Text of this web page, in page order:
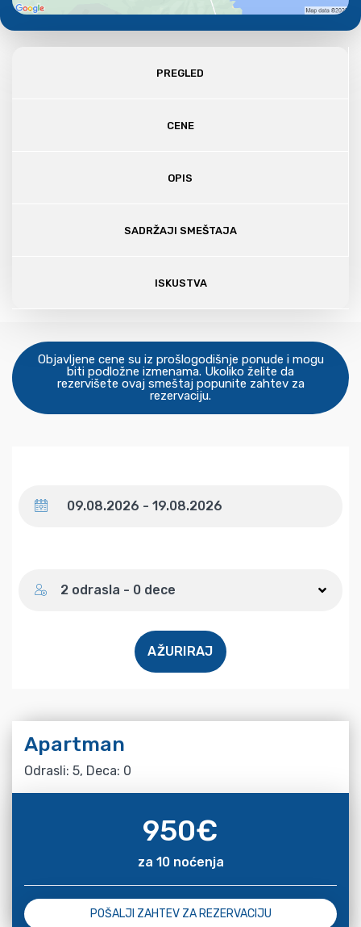
PREGLED
CENE
OPIS
SADRŽAJI SMEŠTAJA
ISKUSTVA
Objavljene cene su iz prošlogodišnje ponude i mogu
biti podložne izmenama. Ukoliko želite da
rezervišete ovaj smeštaj popunite zahtev za
rezervaciju.
2 odrasla - 0 dece
AŽURIRAJ
Apartman
Odrasli: 5, Deca: 0
950€
za 10 noćenja
POŠALJI ZAHTEV ZA REZERVACIJU